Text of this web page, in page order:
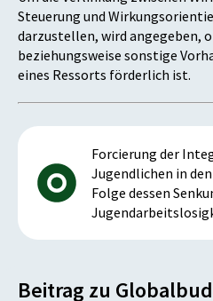
Steuerung und
darzustellen, wird angegeben,
beziehungsweise sonstige
eines Ressorts förderlich ist.
Forcierung der
Jugendlichen in
Folge dessen
Beitrag zu